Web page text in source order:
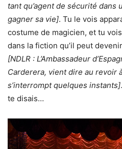
tant qu’agent de sécurité dans
gagner sa vie]. Tu le vois
costume de magicien, et tu
dans la fiction qu’il peut
[NDLR : L’Ambassadeur
Carderera, vient dire au revoir
s’interrompt quelques instants]
te disais…